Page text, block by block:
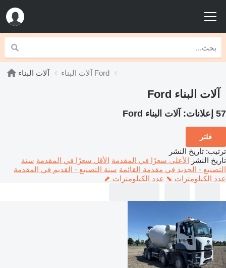
آلات البناء آلات البناء Ford
آلات البناء Ford
57 إعلانات: آلات البناء Ford
فلتر
ترتيب: تاريخ النشر
تاريخ النشر الأعلى سعرًا في المقدمة الأقل سعرًا في المقدمة سنة
التصنيع - الجديد في مقدمة القائمة سنة التصنيع - القديم في المقدمة
عدد الكيلومترات ⬊ عدد الكيلومترات ⬈